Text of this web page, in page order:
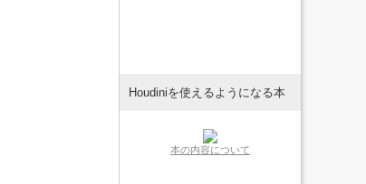
Houdiniを使えるようになる本
本の内容について